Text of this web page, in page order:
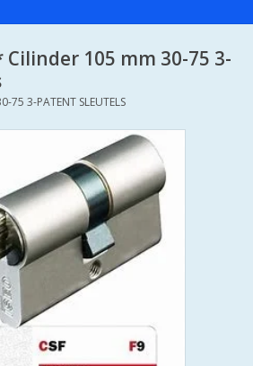
MET
IEDERE
Cilinder 105 mm 30-75 3-
75 3-PATENT SLEUTELS